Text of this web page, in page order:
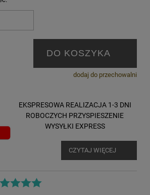
DO KOSZYKA
dodaj do przechowalni
EKSPRESOWA REALIZACJA 1-3 DNI
ROBOCZYCH PRZYSPIESZENIE
WYSYŁKI EXPRESS
CZYTAJ WIĘCEJ